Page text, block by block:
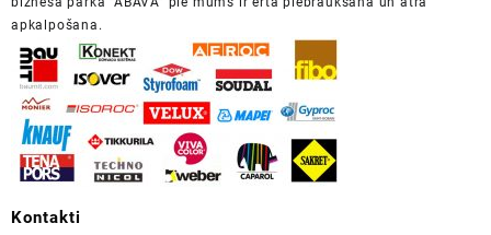
apkalpošana.
Kontakti